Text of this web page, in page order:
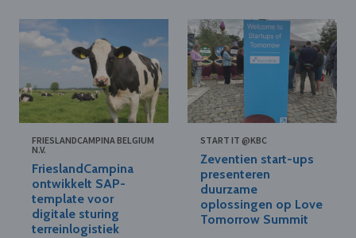
FRIESLANDCAMPINA BELGIUM
N.V.
FrieslandCampina
ontwikkelt SAP-
template voor
digitale sturing
terreinlogistiek
START IT @KBC
Zeventien start-ups
presenteren
duurzame
oplossingen op Love
Tomorrow Summit